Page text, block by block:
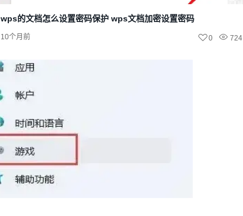
wps的文档怎么设置密码保护 wps文档加密设置密码
10个月前 724
0